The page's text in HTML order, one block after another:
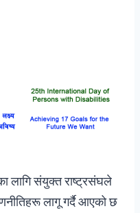
लागि संयुक्त राष्ट्रसंघले
लागू गर्दै आएको छ